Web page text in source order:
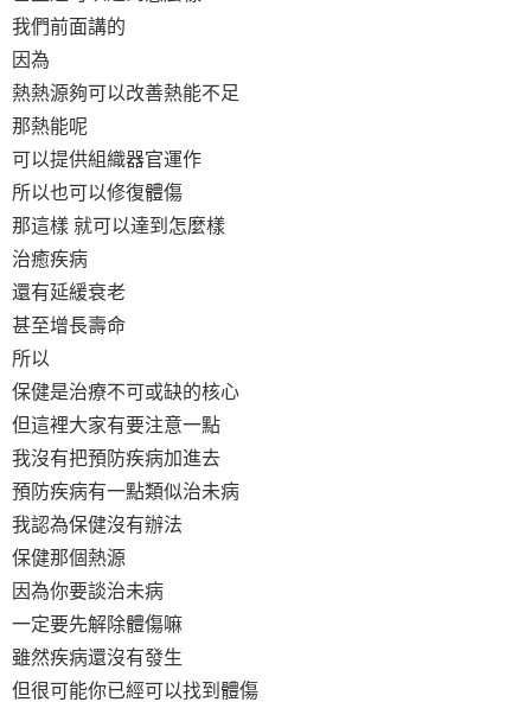
我們前面講的
因為
熱熱源夠可以改善熱能不足
那熱能呢
可以提供組織器官運作
所以也可以修復體傷
那這樣 就可以達到怎麼樣
治癒疾病
還有延緩衰老
甚至增長壽命
所以
保健是治療不可或缺的核心
但這裡大家有要注意一點
我沒有把預防疾病加進去
預防疾病有一點類似治未病
我認為保健沒有辦法
保健那個熱源
因為你要談治未病
一定要先解除體傷嘛
雖然疾病還沒有發生
但很可能你已經可以找到體傷